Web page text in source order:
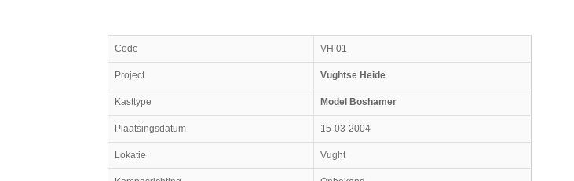
Code VH 01
Project Vughtse Heide
Kasttype Model Boshamer
Plaatsingsdatum 15-03-2004
Lokatie Vught